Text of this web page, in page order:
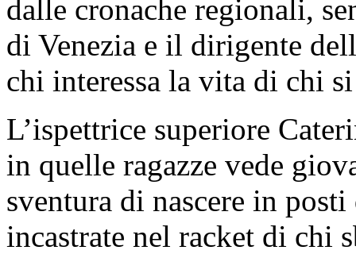
dalle cronache regionali,
di Venezia e il dirigente
chi interessa la vita di chi
L’ispettrice superiore
in quelle ragazze vede
sventura di nascere in
incastrate nel racket di chi